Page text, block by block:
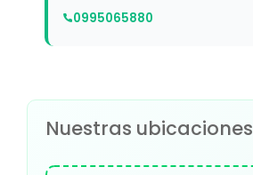
0995065880
Nuestras ubicaciones